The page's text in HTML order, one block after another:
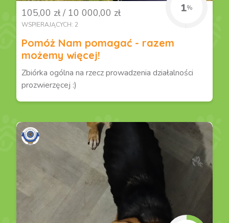
105,00 zł / 10 000,00 zł
WSPIERAJĄCYCH: 2
1%
Pomóż Nam pomagać - razem
możemy więcej!
Zbiórka ogólna na rzecz prowadzenia działalności
prozwierzęcej :)